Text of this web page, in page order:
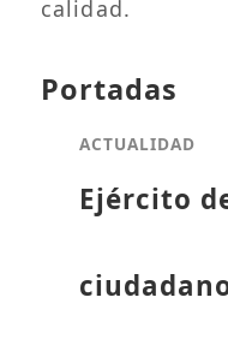
calidad.
Portadas
ACTUALIDAD
Ejército